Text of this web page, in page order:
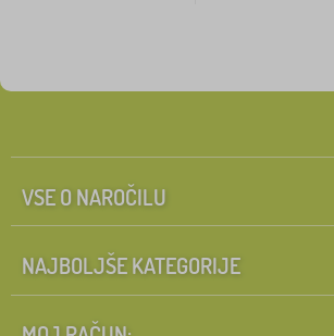
VSE O NAROČILU
NAJBOLJŠE KATEGORIJE